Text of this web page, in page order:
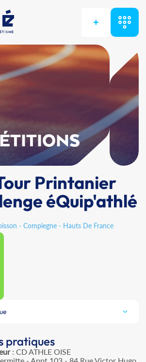
+
Printanier
éQuip'athlé
- Compiegne - Hauts De France
pratiques
: CD ATHLE OISE